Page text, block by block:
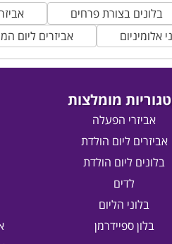
בלונים בצורת פרחים
אלומיניום אביזרים ליום
מומלצות
אביזרי הפעלה
אביזרים ליום הולדת
בלונים ליום הולדת
לדים
בלוני הליום
בלון ספיידרמן